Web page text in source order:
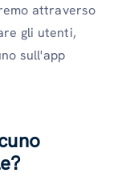
attraverso
gli utenti,
sull'app